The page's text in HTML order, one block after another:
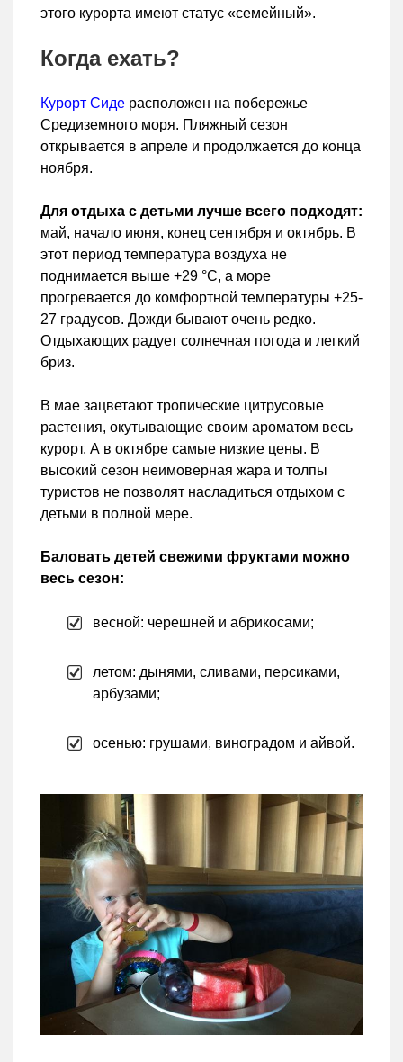
этого курорта имеют статус «семейный».
Когда ехать?
Курорт Сиде расположен на побережье
Средиземного моря. Пляжный сезон
открывается в апреле и продолжается до конца
ноября.
Для отдыха с детьми лучше всего подходят:
май, начало июня, конец сентября и октябрь. В
этот период температура воздуха не
поднимается выше +29 °C, а море
прогревается до комфортной температуры +25-
27 градусов. Дожди бывают очень редко.
Отдыхающих радует солнечная погода и легкий
бриз.
В мае зацветают тропические цитрусовые
растения, окутывающие своим ароматом весь
курорт. А в октябре самые низкие цены. В
высокий сезон неимоверная жара и толпы
туристов не позволят насладиться отдыхом с
детьми в полной мере.
Баловать детей свежими фруктами можно
весь сезон:
весной: черешней и абрикосами;
летом: дынями, сливами, персиками,
арбузами;
осенью: грушами, виноградом и айвой.